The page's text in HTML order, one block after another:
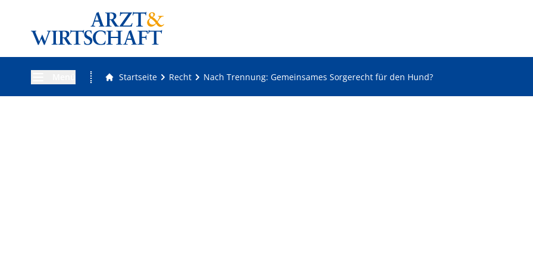
Startseite Recht Nach Trennung: Gemeinsames Sorgerecht für den Hund?